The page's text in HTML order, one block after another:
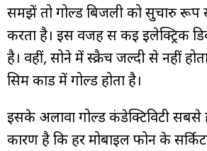
समझें तो गोल्ड बिजली को सुचारु रूप
करता है। इस वजह स कई इलेक्ट्रिक
है। वहीं, सोने में स्क्रैच जल्दी से नहीं
सिम कार्ड में गोल्ड होता है।
इसके अलावा गोल्ड कंडेक्टिविटी सबसे
कारण है कि हर मोबाइल फोन के